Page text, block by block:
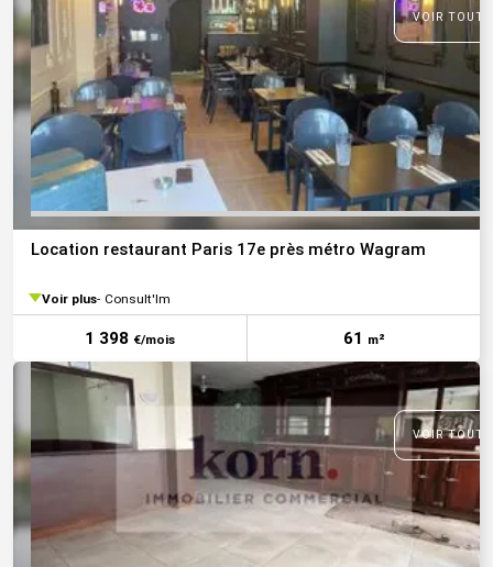
VOIR
Location restaurant Paris 17e près métro Wagram
Voir plus Consult'Im
1 398 €/mois 61 m²
VOIR